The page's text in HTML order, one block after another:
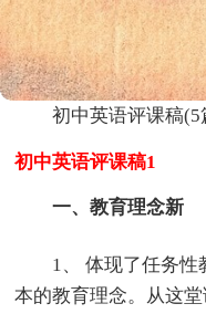
初中英语评课稿(5
初中英语评课稿1
一、教育理念新
1、 体现了任务
本的教育理念。从这